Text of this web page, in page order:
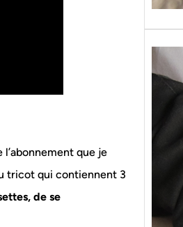
que je
tricot qui contiennent 3
de se